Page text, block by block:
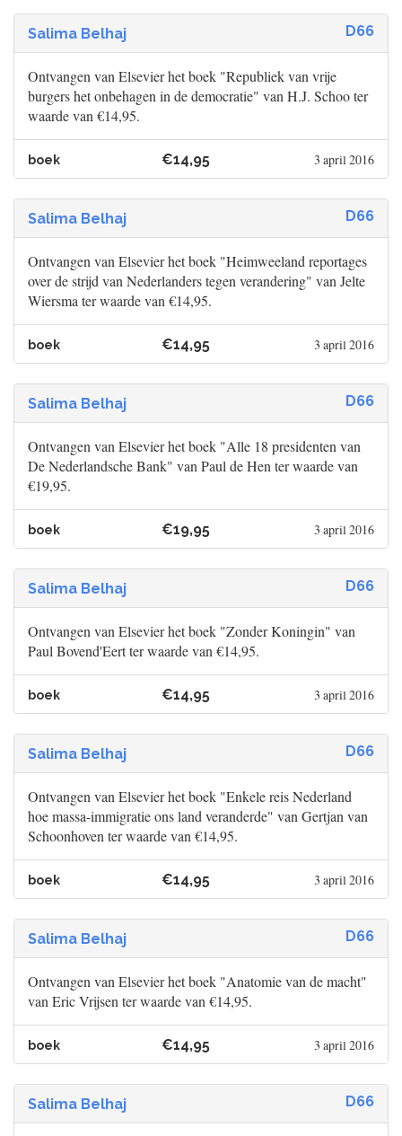
Salima Belhaj D66
Ontvangen van Elsevier het boek "Republiek van vrije
burgers het onbehagen in de democratie" van H.J. Schoo ter
waarde van €14,95.
boek €14,95 3 april 2016
Salima Belhaj D66
Ontvangen van Elsevier het boek "Heimweeland reportages
over de strijd van Nederlanders tegen verandering" van Jelte
Wiersma ter waarde van €14,95.
boek €14,95 3 april 2016
Salima Belhaj D66
Ontvangen van Elsevier het boek "Alle 18 presidenten van
De Nederlandsche Bank" van Paul de Hen ter waarde van
€19,95.
boek €19,95 3 april 2016
Salima Belhaj D66
Ontvangen van Elsevier het boek "Zonder Koningin" van
Paul Bovend'Eert ter waarde van €14,95.
boek €14,95 3 april 2016
Salima Belhaj D66
Ontvangen van Elsevier het boek "Enkele reis Nederland
hoe massa-immigratie ons land veranderde" van Gertjan van
Schoonhoven ter waarde van €14,95.
boek €14,95 3 april 2016
Salima Belhaj D66
Ontvangen van Elsevier het boek "Anatomie van de macht"
van Eric Vrijsen ter waarde van €14,95.
boek €14,95 3 april 2016
Salima Belhaj D66